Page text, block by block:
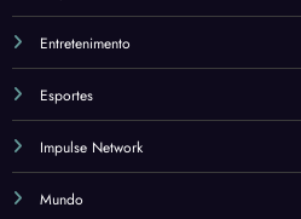
Entretenimento
Esportes
Impulse Network
Mundo